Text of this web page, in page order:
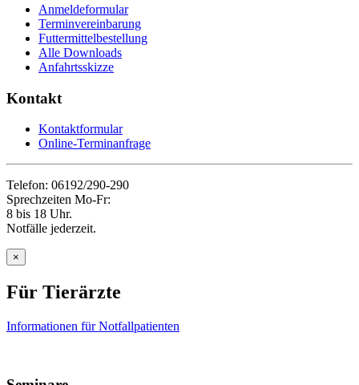
Anmeldeformular
Terminvereinbarung
Futtermittelbestellung
Alle Downloads
Anfahrtsskizze
Kontakt
Kontaktformular
Online-Terminanfrage
Telefon: 06192/290-290
Sprechzeiten Mo-Fr:
8 bis 18 Uhr.
Notfälle jederzeit.
×
Für Tierärzte
Informationen für Notfallpatienten